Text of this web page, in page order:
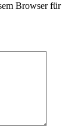
Browser für